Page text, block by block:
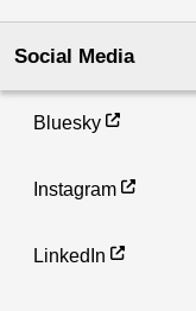
Social Media
Bluesky
Instagram
LinkedIn